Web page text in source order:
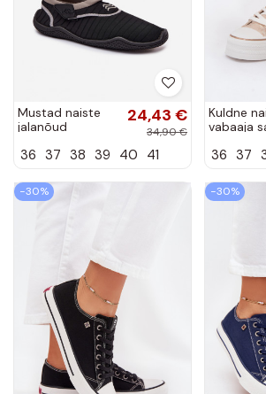
Mustad naiste
jalanõud
kinnitustega
26-48-114L
24,43 €
34,90 €
36 37 38 39 40 41
Kuldne
vabaaja
INildrose
36 37
−30% −30%